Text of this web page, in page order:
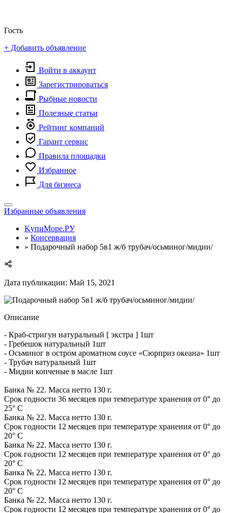
Гость
+ Добавить объявление
Войти в аккаунт
Зарегистрироваться
Рыбные новости
Полезные статьи
Рейтинг компаний
Гарант сервис
Правила площадки
Избранное
Для бизнеса
Toggle
navigation
Избранные объявления
KупиМоре.РУ
» Консервация
» Подарочный набор 5в1 ж/б трубач/осьминог/мидии/
Дата публикации: Май 15, 2021
Описание
- Краб-стригун натуральный [ экстра ] 1шт
- Гребешок натуральный 1шт
- Осьминог в остром ароматном соусе «Сюрприз океана» 1шт
- Трубач натуральный 1шт
- Мидии копченые в масле 1шт
Банка № 22. Масса нетто 130 г.
Срок годности 36 месяцев при температуре хранения от 0° до
25° C
Банка № 22. Масса нетто 130 г.
Срок годности 12 месяцев при температуре хранения от 0° до
20° C
Банка № 22. Масса нетто 130 г.
Срок годности 12 месяцев при температуре хранения от 0° до
20° C
Банка № 22. Масса нетто 130 г.
Срок годности 12 месяцев при температуре хранения от 0° до
20° C
Банка № 22. Масса нетто 130 г.
Срок годности 12 месяцев при температуре хранения от 0° до